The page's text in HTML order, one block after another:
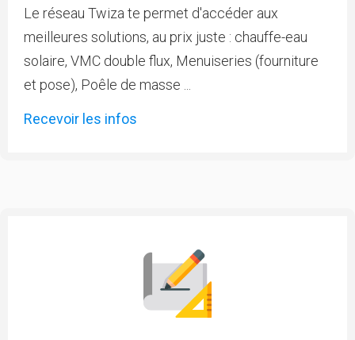
Le réseau Twiza te permet d'accéder aux
meilleures solutions, au prix juste : chauffe-eau
solaire, VMC double flux, Menuiseries (fourniture
et pose), Poêle de masse ...
Recevoir les infos